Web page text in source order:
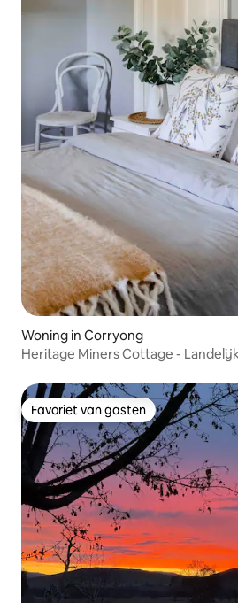
Woning in Corryong
Heritage Miners Cottage -
Favoriet van gasten
Favoriet van gasten